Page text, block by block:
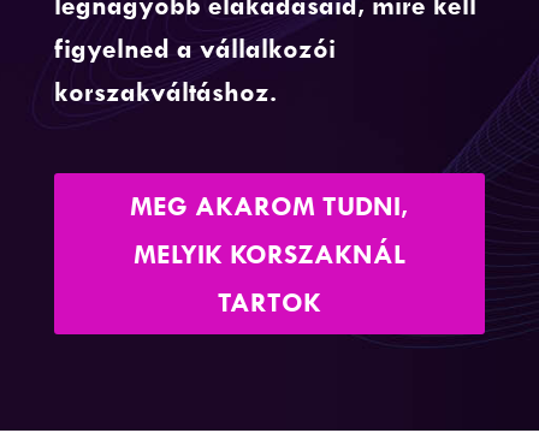
figyelned a vállalkozói
korszakváltáshoz.
MEG AKAROM TUDNI,
MELYIK KORSZAKNÁL
TARTOK